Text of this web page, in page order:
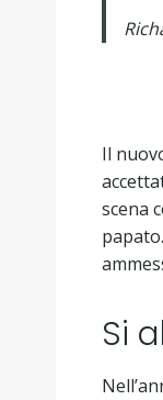
Il
scena
Si